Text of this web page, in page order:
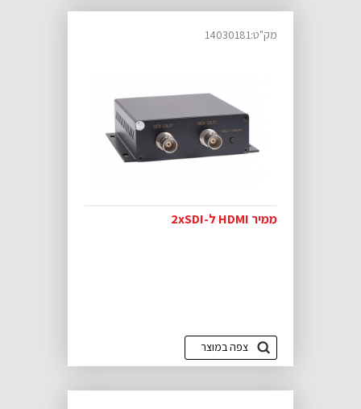
ממיר HDMI ל-2xSDI
צפה במוצר
מק"ט:14030181